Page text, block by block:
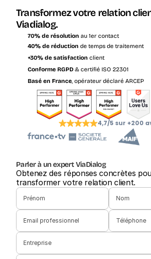
Transformez votre relation
Viadialog.
70% de résolution au 1er contact
40% de réduction de temps de traitement
+30% de satisfaction client
Conforme RGPD & certifié ISO 22301
Basé en France, opérateur déclaré ARCEP
4,7/5 sur +200
Parler à un expert ViaDialog
Obtenez des réponses concrètes
transformer votre relation client.